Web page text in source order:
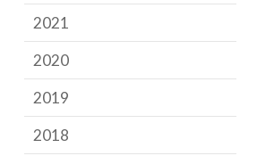
2021
2020
2019
2018